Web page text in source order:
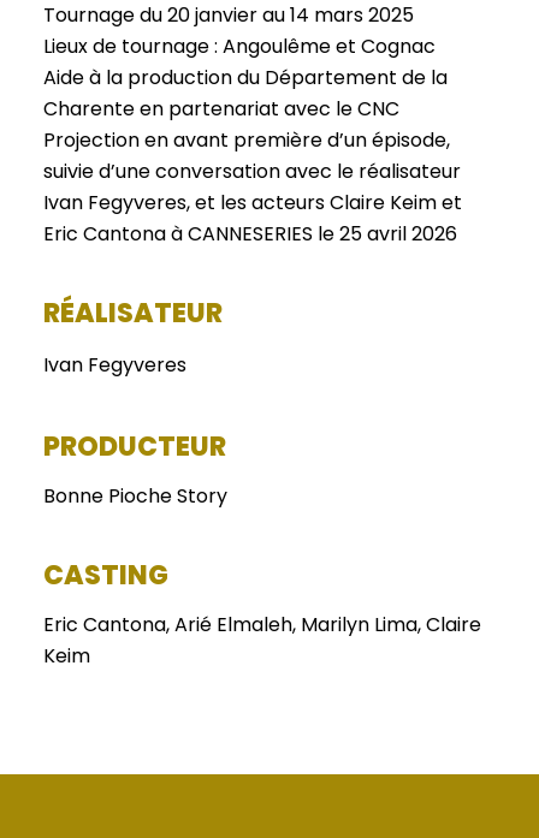
Tournage du 20 janvier au 14 mars 2025
Lieux de tournage : Angoulême et Cognac
Aide à la production du Département de la
Charente en partenariat avec le CNC
Projection en avant première d’un épisode,
suivie d’une conversation avec le réalisateur
Ivan Fegyveres, et les acteurs Claire Keim et
Eric Cantona à CANNESERIES le 25 avril 2026
RÉALISATEUR
Ivan Fegyveres
PRODUCTEUR
Bonne Pioche Story
CASTING
Eric Cantona, Arié Elmaleh, Marilyn Lima, Claire
Keim